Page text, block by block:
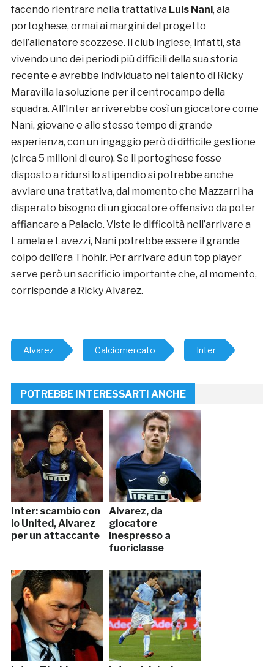
facendo rientrare nella trattativa Luis Nani, ala
portoghese, ormai ai margini del progetto
dell’allenatore scozzese. Il club inglese, infatti, sta
vivendo uno dei periodi più difficili della sua storia
recente e avrebbe individuato nel talento di Ricky
Maravilla la soluzione per il centrocampo della
squadra. All’Inter arriverebbe così un giocatore come
Nani, giovane e allo stesso tempo di grande
esperienza, con un ingaggio però di difficile gestione
(circa 5 milioni di euro). Se il portoghese fosse
disposto a ridursi lo stipendio si potrebbe anche
avviare una trattativa, dal momento che Mazzarri ha
disperato bisogno di un giocatore offensivo da poter
affiancare a Palacio. Viste le difficoltà nell’arrivare a
Lamela e Lavezzi, Nani potrebbe essere il grande
colpo dell’era Thohir. Per arrivare ad un top player
serve però un sacrificio importante che, al momento,
corrisponde a Ricky Alvarez.
Alvarez Calciomercato Inter
POTREBBE INTERESSARTI ANCHE
Inter: scambio con
lo United, Alvarez
per un attaccante
Alvarez, da
giocatore
inespresso a
fuoriclasse